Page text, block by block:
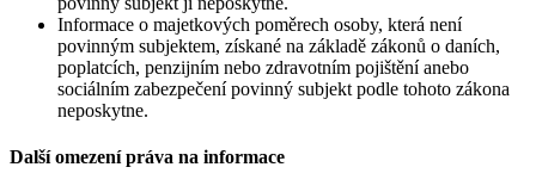
Informace o majetkových poměrech osoby, která není
povinným subjektem, získané na základě zákonů o daních,
poplatcích, penzijním nebo zdravotním pojištění anebo
sociálním zabezpečení povinný subjekt podle tohoto zákona
neposkytne.
Další omezení práva na informace